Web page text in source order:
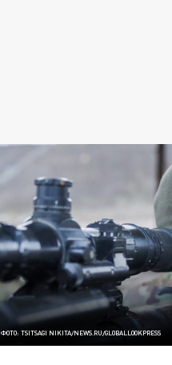
ФОТО: TSITSAGI NIKITA/NEWS.RU/GLOBALLOOKPRESS